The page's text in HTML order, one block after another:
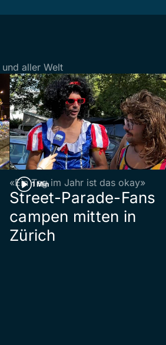
aller Welt
1 Min
«Ein Tag im Jahr ist das okay»
Street-Parade-Fans
campen mitten in
Zürich